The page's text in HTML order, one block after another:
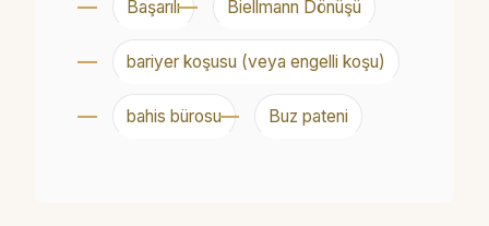
Başarılı Biellmann Dönüşü
bariyer koşusu (veya engelli koşu)
bahis bürosu Buz pateni